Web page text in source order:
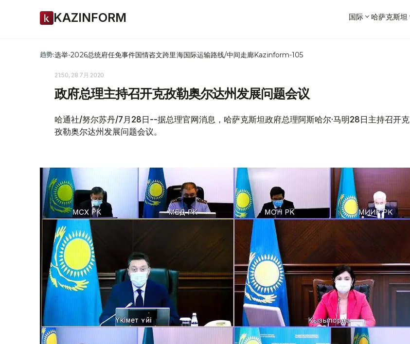
KAZINFORM 国际 哈萨克斯坦
趋势:选举-2026总统府任免事件国情咨文跨里海国际运输路线/中间走廊Kazinform-105
21:50, 28 7月 2020
政府总理主持召开克孜勒奥尔达州发展问题会议
哈通社/努尔苏丹/7月28日--据总理官网消息，哈萨克斯坦政府总理阿斯哈尔·马明28日主持召开克
孜勒奥尔达州发展问题会议。